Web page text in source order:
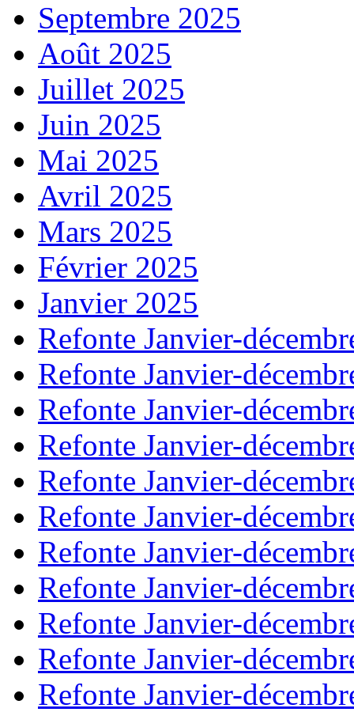
Septembre 2025
Août 2025
Juillet 2025
Juin 2025
Mai 2025
Avril 2025
Mars 2025
Février 2025
Janvier 2025
Refonte Janvier-
Refonte Janvier-
Refonte Janvier-
Refonte Janvier-
Refonte Janvier-
Refonte Janvier-
Refonte Janvier-
Refonte Janvier-
Refonte Janvier-
Refonte Janvier-
Refonte Janvier-